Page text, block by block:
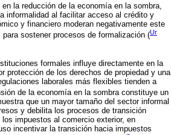
la reducción de la economía en la sombra,
informalidad al facilitar acceso al crédito y
y financiero moderan negativamente este
sostener procesos de formalización (Ur
formales influye directamente en la
protección de los derechos de propiedad y una
laborales más flexibles tienden a
de la economía en la sombra constituye un
que un mayor tamaño del sector informal
y debilita los procesos de transición
impuestos al comercio exterior, en
incentivar la transición hacia impuestos